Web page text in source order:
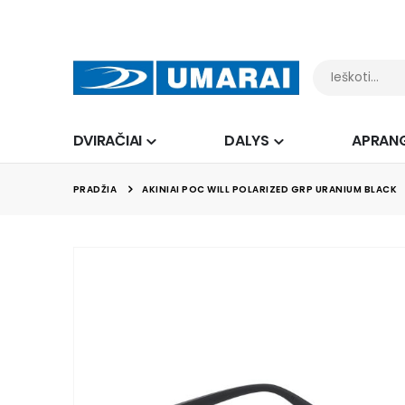
DVIRAČIAI DALYS
PRADŽIA AKINIAI POC WILL POLARIZED GRP URANIUM BLACK